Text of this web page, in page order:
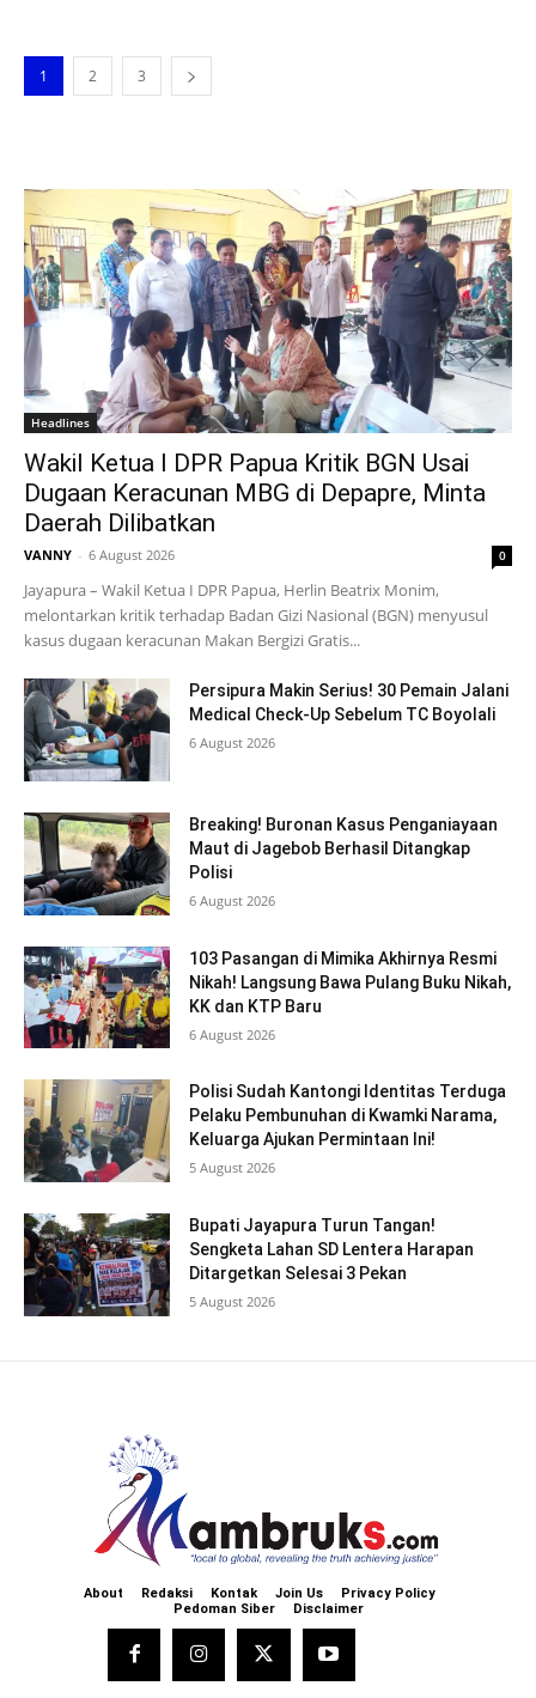
1 2 3
Headlines
Wakil Ketua I DPR Papua Kritik BGN Usai
Dugaan Keracunan MBG di Depapre, Minta
Daerah Dilibatkan
VANNY - 6 August 2026 0
Jayapura – Wakil Ketua I DPR Papua, Herlin Beatrix Monim,
melontarkan kritik terhadap Badan Gizi Nasional (BGN) menyusul
kasus dugaan keracunan Makan Bergizi Gratis...
Persipura Makin Serius! 30 Pemain Jalani
Medical Check-Up Sebelum TC Boyolali
6 August 2026
Breaking! Buronan Kasus Penganiayaan
Maut di Jagebob Berhasil Ditangkap
Polisi
6 August 2026
103 Pasangan di Mimika Akhirnya Resmi
Nikah! Langsung Bawa Pulang Buku Nikah,
KK dan KTP Baru
6 August 2026
Polisi Sudah Kantongi Identitas Terduga
Pelaku Pembunuhan di Kwamki Narama,
Keluarga Ajukan Permintaan Ini!
5 August 2026
Bupati Jayapura Turun Tangan!
Sengketa Lahan SD Lentera Harapan
Ditargetkan Selesai 3 Pekan
5 August 2026
About Redaksi Kontak Join Us
Privacy Policy
Pedoman Siber
Disclaimer